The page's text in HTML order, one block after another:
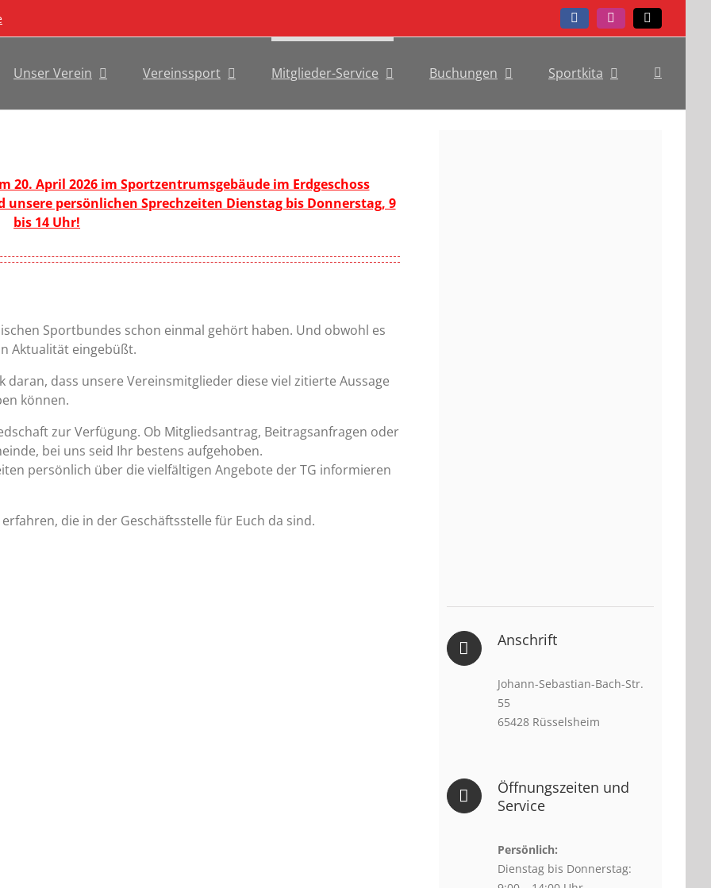
FacebookInstagramTelefon
Unser Verein Vereinssport Mitglieder-Service Buchungen Sportkita
20. April 2026 im Sportzentrumsgebäude im Erdgeschoss
persönlichen Sprechzeiten Dienstag bis Donnerstag, 9
bis 14 Uhr!
Sportbundes schon einmal gehört haben. Und obwohl es
Aktualität eingebüßt.
dass unsere Vereinsmitglieder diese viel zitierte Aussage
können.
zur Verfügung. Ob Mitgliedsantrag, Beitragsanfragen oder
bei uns seid Ihr bestens aufgehoben.
persönlich über die vielfältigen Angebote der TG informieren
die in der Geschäftsstelle für Euch da sind.
Anschrift
Johann-Sebastian-Bach-Str.
55
65428 Rüsselsheim
Öffnungszeiten und
Service
Persönlich:
Dienstag bis Donnerstag: